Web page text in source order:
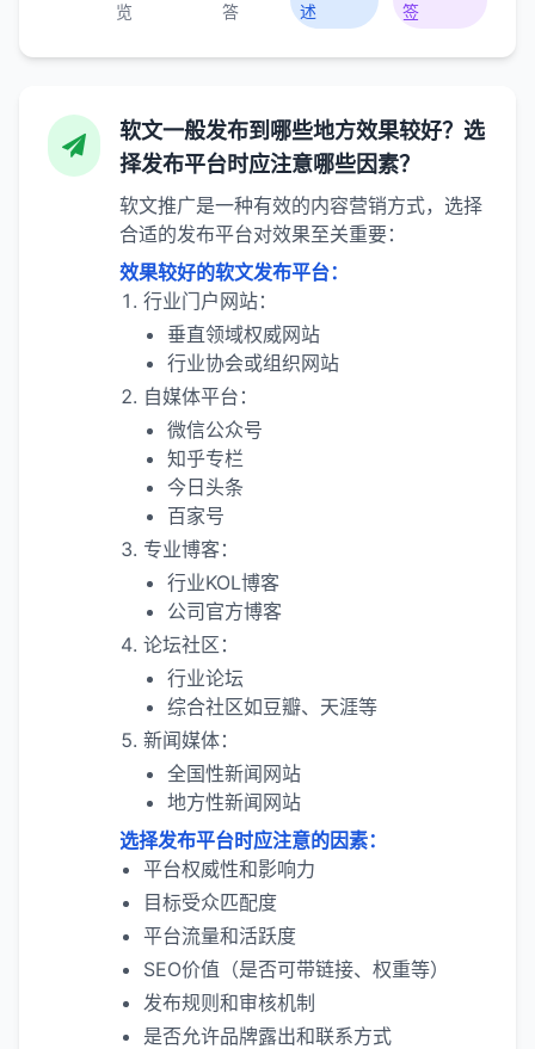
览
答
述
签
软文一般发布到哪些地方效果较好？选
择发布平台时应注意哪些因素？
软文推广是一种有效的内容营销方式，选择
合适的发布平台对效果至关重要：
效果较好的软文发布平台：
行业门户网站：
垂直领域权威网站
行业协会或组织网站
自媒体平台：
微信公众号
知乎专栏
今日头条
百家号
专业博客：
行业KOL博客
公司官方博客
论坛社区：
行业论坛
综合社区如豆瓣、天涯等
新闻媒体：
全国性新闻网站
地方性新闻网站
选择发布平台时应注意的因素：
平台权威性和影响力
目标受众匹配度
平台流量和活跃度
SEO价值（是否可带链接、权重等）
发布规则和审核机制
是否允许品牌露出和联系方式